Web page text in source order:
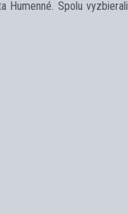
Humenné. Spolu vyzbierali